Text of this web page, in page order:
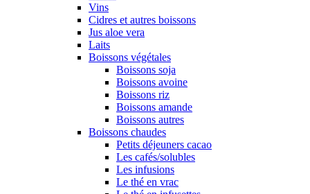
Vins
Cidres et autres boissons
Jus aloe vera
Laits
Boissons végétales
Boissons soja
Boissons avoine
Boissons riz
Boissons amande
Boissons autres
Boissons chaudes
Petits déjeuners cacao
Les cafés/solubles
Les infusions
Le thé en vrac